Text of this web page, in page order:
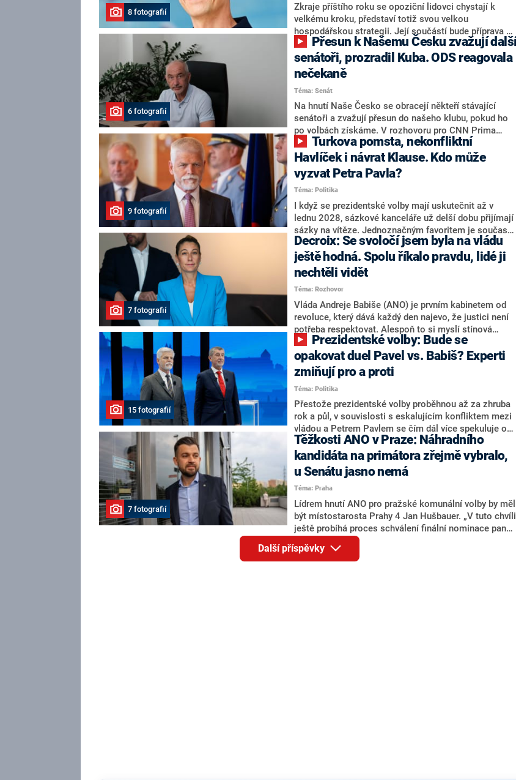
8 fotografií
Zkraje příštího roku se opoziční lidovci chystají k
velkému kroku, představí totiž svou velkou
hospodářskou strategii. Její součástí bude příprava na
stárnutí populace, řekl ve středu na setkání s novináři
nový předseda lidovců Jan Grolich. Ten zároveň v
senátních volbách kandiduje ve Vyškově. Popsal i
aktivitu opozice, o níž vládní strany nebo političtí
komentátoři mluví jako o slabé a v defenzivě. „Je to
úmorná práce upozorňovat na chyby vlády. Ministři s
námi navíc nechodí do debat. Chceme ale ukazovat
svoje témata,“ odpověděl Grolich na dotaz CNN Prima
NEWS.
6 fotografií
senátoři, prozradil Kuba. ODS reagovala
nečekaně
Téma: Senát
Na hnutí Naše Česko se obracejí někteří stávající
senátoři a zvažují přesun do našeho klubu, pokud ho
po volbách získáme. V rozhovoru pro CNN Prima
NEWS to řekl zakladatel hnutí a jihočeský hejtman
Martin Kuba. Konkrétní nebyl, ale získat by takto mohl
například senátora Zdeňka Hrabu, který je dnes
součástí klubu ODS a TOP 09. Hraba to na dotaz
redakce nevyloučil. Předseda klubu senátorů ODS
Zdeněk Nytra redakci řekl, že počítá s odchodem
některých senátorů z klubu a že Naše Česko není
nepřítel, ale soupeř.
9 fotografií
Havlíček i návrat Klause. Kdo může
vyzvat Petra Pavla?
Téma: Politika
I když se prezidentské volby mají uskutečnit až v
lednu 2028, sázkové kanceláře už delší dobu přijímají
sázky na vítěze. Jednoznačným favoritem je současná
hlava státu Petr Pavel. Daleko za ním pak bookmakeři
zmiňují dva výrazné politiky ANO, tedy premiéra
Andreje Babiše a ministra průmyslu Karla Havlíčka.
Oblíbeným tipem samotných sázkařů je poslanec za
Motoristy Filip Turek. Politolog Jan Kubáček nicméně
o případné kandidatuře kohokoliv ze zmíněné trojice
značně pochybuje. Podle něj současná koalice dosud
nemá osobu, která by Pavlovi mohla konkurovat.
7 fotografií
Decroix: Se svoločí jsem byla na vládu
ještě hodná. Spolu říkalo pravdu, lidé ji
nechtěli vidět
Téma: Rozhovor
Vláda Andreje Babiše (ANO) je prvním kabinetem od
revoluce, který dává každý den najevo, že justici není
potřeba respektovat. Alespoň to si myslí stínová
ministryně spravedlnosti ODS Eva Decroix. V
rozhovoru pro CNN Prima NEWS si nebrala servítky
ohledně politického výkonu svého nástupce Jeronýma
Tejce (za ANO) či vládní zmocněnkyně pro lidská
práva Taťány Malé (ANO). Označením „svoloč“ na
adresu vlády prý byla ještě hodná. Decroix se také
vrátila k volební porážce koalice Spolu či promluvila o
hnutí Naše Česko Martina Kuby.
15 fotografií
opakovat duel Pavel vs. Babiš? Experti
zmiňují pro a proti
Téma: Politika
Přestože prezidentské volby proběhnou až za zhruba
rok a půl, v souvislosti s eskalujícím konfliktem mezi
vládou a Petrem Pavlem se čím dál více spekuluje o
tom, koho by do bitvy o Hrad mohla vyslat současná
koalice. Někteří političtí komentátoři znovu vytahují
jméno premiéra Andreje Babiše (ANO). Jak moc je
pravděpodobné, že se v prezidentských volbách 2028
bude znovu opakovat souboj z roku 2023?
7 fotografií
Těžkosti ANO v Praze: Náhradního
kandidáta na primátora zřejmě vybralo,
u Senátu jasno nemá
Téma: Praha
Lídrem hnutí ANO pro pražské komunální volby by měl
být místostarosta Prahy 4 Jan Hušbauer. „V tuto chvíli
ještě probíhá proces schválení finální nominace pana
Jana Hušbauera Výborem hnutí ANO,“ uvedl pro
redakci místopředseda pražského ANO Martin
Benkovič. O Hušbauerovi se spekulovalo jako o
Další příspěvky